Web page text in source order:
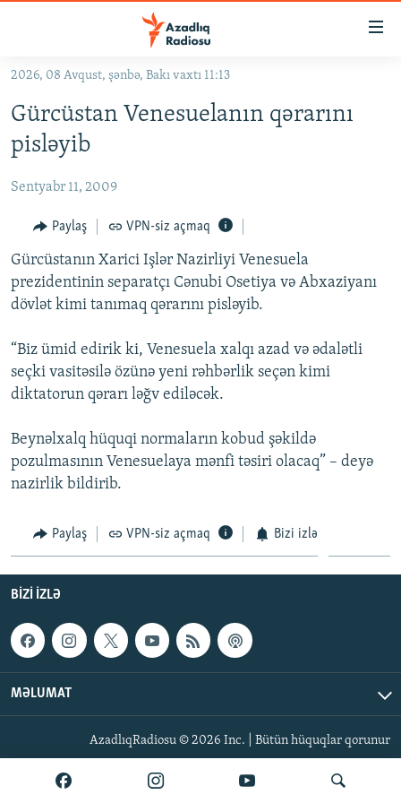
Əsas
qayıt
Əsas
naviqasiyaya
qayıt
KORRUPSIOMETR
#ƏSLINDƏ
FƏRQƏ BAX
QANUNI DOĞRU
ARAŞDIRMA
VIDEO
FOTOQALEREYA
KARIKATURA
RADIO ARXIV
OXU ZALI
İSLAM VƏ DEMOKRATIYA
İZ - MƏDƏNIYYƏT PROQRAMI
HAQQIMIZDA
PEŞƏ ETIKASI VƏ JURNALISTIKA STANDARTLARIMIZ
MATERIALLARIMIZDAN ISTIFADƏ
BIZI IZLƏ
2026, 08 Avqust, şənbə, Bakı vaxtı 11:13
Gürcüstan Venesuelanın qərarını
pisləyib
Sentyabr 11, 2009
Paylaş VPN-siz açmaq
Gürcüstanın Xarici Işlər Nazirliyi Venesuela
prezidentinin separatçı Cənubi Osetiya və Abxaziyanı
dövlət kimi tanımaq qərarını pisləyib.
“Biz ümid edirik ki, Venesuela xalqı azad və ədalətli
seçki vasitəsilə özünə yeni rəhbərlik seçən kimi
diktatorun qərarı ləğv ediləcək.
Beynəlxalq hüquqi normaların kobud şəkildə
pozulmasının Venesuelaya mənfi təsiri olacaq” – deyə
nazirlik bildirib.
Paylaş VPN-siz açmaq Bizi izlə
BIZI IZLƏ
MƏLUMAT
AzadlıqRadiosu © 2026 Inc. | Bütün hüquqlar qorunur